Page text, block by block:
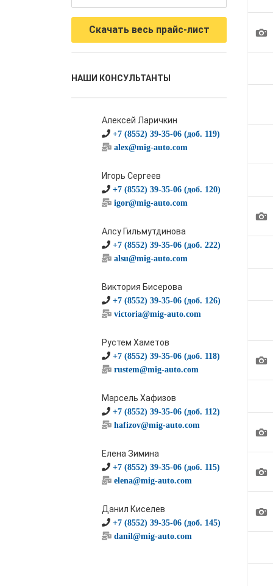
Скачать весь прайс-лист
НАШИ КОНСУЛЬТАНТЫ
Алексей Ларичкин
+7 (8552) 39-35-06 (доб. 119)
alex@mig-auto.com
Игорь Сергеев
+7 (8552) 39-35-06 (доб. 120)
igor@mig-auto.com
Алсу Гильмутдинова
+7 (8552) 39-35-06 (доб. 222)
alsu@mig-auto.com
Виктория Бисерова
+7 (8552) 39-35-06 (доб. 126)
victoria@mig-auto.com
Рустем Хаметов
+7 (8552) 39-35-06 (доб. 118)
rustem@mig-auto.com
Марсель Хафизов
+7 (8552) 39-35-06 (доб. 112)
hafizov@mig-auto.com
Елена Зимина
+7 (8552) 39-35-06 (доб. 115)
elena@mig-auto.com
Данил Киселев
+7 (8552) 39-35-06 (доб. 145)
danil@mig-auto.com
1
1
1
1
1
1